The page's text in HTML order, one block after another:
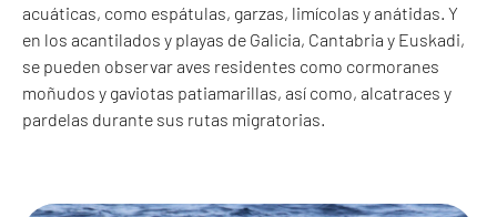
acuáticas, como espátulas, garzas, limícolas y anátidas. Y
en los acantilados y playas de Galicia, Cantabria y Euskadi,
se pueden observar aves residentes como cormoranes
moñudos y gaviotas patiamarillas, así como, alcatraces y
pardelas durante sus rutas migratorias.